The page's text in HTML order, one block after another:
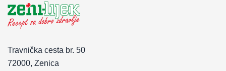
Travnička cesta br. 50
72000, Zenica